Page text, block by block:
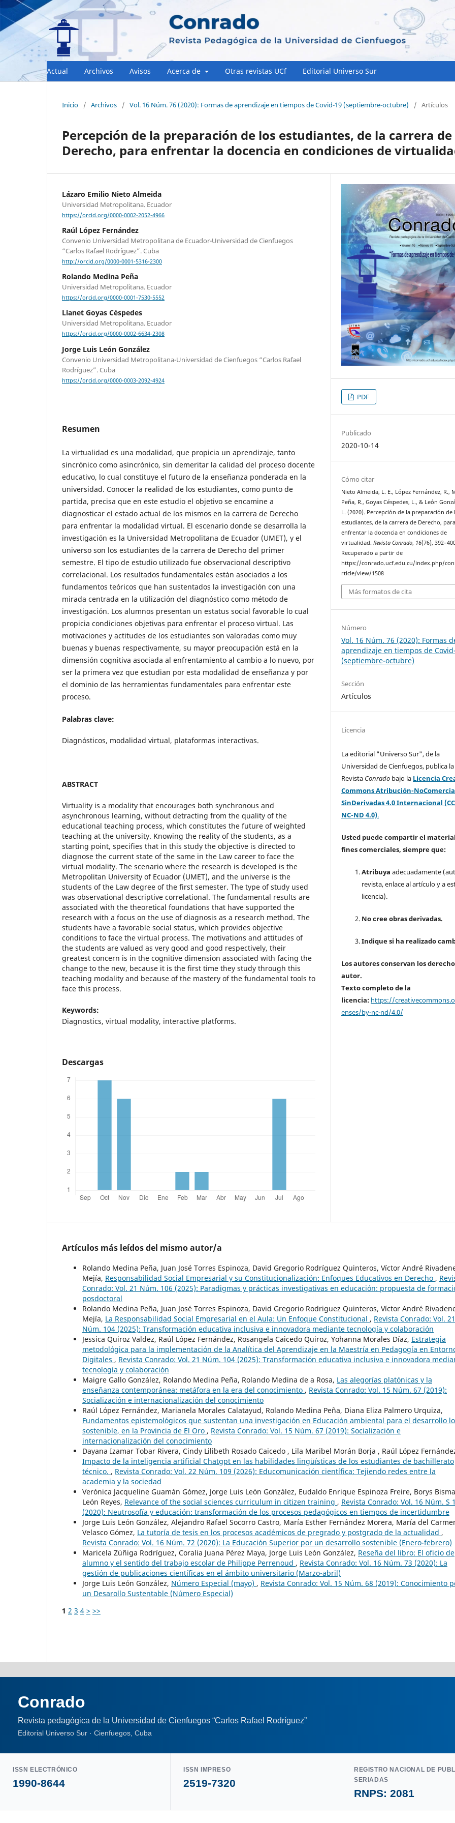
Actual Archivos Avisos Acerca de Otras revistas UCf Editorial Universo Sur
Inicio / Archivos / Vol. 16 Núm. 76 (2020): Formas de aprendizaje en tiempos de Covid-19 (septiembre-octubre) / Artículos
Percepción de la preparación de los estudiantes, de la carrera de
Derecho, para enfrentar la docencia en condiciones de
Lázaro Emilio Nieto Almeida
Universidad Metropolitana. Ecuador
https://orcid.org/0000-0002-2052-4966
Raúl López Fernández
Convenio Universidad Metropolitana de Ecuador-Universidad de Cienfuegos
“Carlos Rafael Rodríguez”. Cuba
http://orcid.org/0000-0001-5316-2300
Rolando Medina Peña
Universidad Metropolitana. Ecuador
https://orcid.org/0000-0001-7530-5552
Lianet Goyas Céspedes
Universidad Metropolitana. Ecuador
https://orcid.org/0000-0002-6634-2308
Jorge Luis León González
Convenio Universidad Metropolitana-Universidad de Cienfuegos “Carlos Rafael
Rodríguez”. Cuba
https://orcid.org/0000-0003-2092-4924
Resumen
La virtualidad es una modalidad, que propicia un aprendizaje, tanto
sincrónico como asincrónico, sin demeritar la calidad del proceso docente
educativo, lo cual constituye el futuro de la enseñanza ponderada en la
universidad. Conocer la realidad de los estudiantes, como punto de
partida, precisa que en este estudio el objetivo se encamine a
diagnosticar el estado actual de los mismos en la carrera de Derecho
para enfrentar la modalidad virtual. El escenario donde se desarrolla la
investigación es la Universidad Metropolitana de Ecuador (UMET), y el
universo son los estudiantes de la carrera de Derecho del primer
semestre. El tipo de estudio utilizado fue observacional descriptivo
correlacional. Los resultados fundamentales están asociados a los
fundamentos teóricos que han sustentados la investigación con una
mirada centrada en la utilización del diagnóstico como método de
investigación. Los alumnos presentan un estatus social favorable lo cual
propicia condiciones objetivas para enfrentar el proceso virtual. Las
motivaciones y actitudes de los estudiantes son valoradas como muy
buenas y buenas respectivamente, su mayor preocupación está en la
dimensión cognitiva asociada al enfrentamiento al cambio a lo nuevo, por
ser la primera vez que estudian por esta modalidad de enseñanza y por
el dominio de las herramientas fundamentales para enfrentar este
proceso.
Palabras clave:
Diagnósticos, modalidad virtual, plataformas interactivas.
ABSTRACT
Virtuality is a modality that encourages both synchronous and
asynchronous learning, without detracting from the quality of the
educational teaching process, which constitutes the future of weighted
teaching at the university. Knowing the reality of the students, as a
starting point, specifies that in this study the objective is directed to
diagnose the current state of the same in the Law career to face the
virtual modality. The scenario where the research is developed is the
Metropolitan University of Ecuador (UMET), and the universe is the
students of the Law degree of the first semester. The type of study used
was observational descriptive correlational. The fundamental results are
associated with the theoretical foundations that have supported the
research with a focus on the use of diagnosis as a research method. The
students have a favorable social status, which provides objective
conditions to face the virtual process. The motivations and attitudes of
the students are valued as very good and good respectively, their
greatest concern is in the cognitive dimension associated with facing the
change to the new, because it is the first time they study through this
teaching modality and because of the mastery of the fundamental tools to
face this process.
Keywords:
Diagnostics, virtual modality, interactive platforms.
Descargas
PDF
Publicado
2020-10-14
Cómo citar
Nieto Almeida, L. E., López Fernández, R.,
Peña, R., Goyas Céspedes, L., & León
L. (2020). Percepción de la preparación de
estudiantes, de la carrera de Derecho, para
enfrentar la docencia en condiciones de
virtualidad.Revista Conrado, 16(76),
Recuperado a partir de
https://conrado.ucf.edu.cu/index.php/
rticle/view/1508
Más formatos de cita
Número
Vol. 16 Núm. 76 (2020): Formas
aprendizaje en tiempos de
(septiembre-octubre)
Sección
Artículos
Licencia
La editorial "Universo Sur", de la
Universidad de Cienfuegos, publica la
Revista Conrado bajo la Licencia
Commons Atribución-
SinDerivadas 4.0 Internacional (CC
NC-ND 4.0).
Usted puede compartir el
fines comerciales, siempre que:
Atribuya adecuadamente
revista, enlace al artículo y a
licencia).
No cree obras derivadas.
Indique si ha realizado
Los autores conservan los
autor.
Texto completo de la
licencia: https://
enses/by-nc-nd/4.0/
Artículos más leídos del mismo autor/a
Rolando Medina Peña, Juan José Torres Espinoza, David Gregorio Rodríguez Quinteros, Víctor André
Mejía, Responsabilidad Social Empresarial y su Constitucionalización: Enfoques Educativos en Derecho ,
Conrado: Vol. 21 Núm. 106 (2025): Paradigmas y prácticas investigativas en educación: propuesta de
posdoctoral
Rolando Medina Peña, Juan José Torres Espinoza, David Gregorio Rodriguez Quinteros, Víctor André
Mejía, La Responsabilidad Social Empresarial en el Aula: Un Enfoque Constitucional , Revista Conrado: Vol. 21
Núm. 104 (2025): Transformación educativa inclusiva e innovadora mediante tecnología y colaboración
Jessica Quiroz Valdez, Raúl López Fernández, Rosangela Caicedo Quiroz, Yohanna Morales Díaz, Estrategia
metodológica para la implementación de la Analítica del Aprendizaje en la Maestría en Pedagogía en
Digitales , Revista Conrado: Vol. 21 Núm. 104 (2025): Transformación educativa inclusiva e innovadora
tecnología y colaboración
Maigre Gallo González, Rolando Medina Peña, Rolando Medina de a Rosa, Las alegorías platónicas y la
enseñanza contemporánea: metáfora en la era del conocimiento , Revista Conrado: Vol. 15 Núm. 67 (2019):
Socialización e internacionalización del conocimiento
Raúl López Fernández, Marianela Morales Calatayud, Rolando Medina Peña, Diana Eliza Palmero Urquiza,
Fundamentos epistemológicos que sustentan una investigación en Educación ambiental para el desarrollo
sostenible, en la Provincia de El Oro , Revista Conrado: Vol. 15 Núm. 67 (2019): Socialización e
internacionalización del conocimiento
Dayana Izamar Tobar Rivera, Cindy Lilibeth Rosado Caicedo , Lila Maribel Morán Borja , Raúl López
Impacto de la inteligencia artificial Chatgpt en las habilidades lingüísticas de los estudiantes de bachillerato
técnico. , Revista Conrado: Vol. 22 Núm. 109 (2026): Educomunicación científica: Tejiendo redes entre la
academia y la sociedad
Verónica Jacqueline Guamán Gómez, Jorge Luis León González, Eudaldo Enrique Espinoza Freire, Borys
León Reyes, Relevance of the social sciences curriculum in citizen training , Revista Conrado: Vol. 16 Núm. S 1
(2020): Neutrosofía y educación: transformación de los procesos pedagógicos en tiempos de incertidumbre
Jorge Luis León González, Alejandro Rafael Socorro Castro, María Esther Fernández Morera, María del
Velasco Gómez, La tutoría de tesis en los procesos académicos de pregrado y postgrado de la actualidad ,
Revista Conrado: Vol. 16 Núm. 72 (2020): La Educación Superior por un desarrollo sostenible (Enero-febrero)
Maricela Zúñiga Rodríguez, Coralia Juana Pérez Maya, Jorge Luis León González, Reseña del libro: El oficio de
alumno y el sentido del trabajo escolar de Philippe Perrenoud , Revista Conrado: Vol. 16 Núm. 73 (2020): La
gestión de publicaciones científicas en el ámbito universitario (Marzo-abril)
Jorge Luis León González, Número Especial (mayo) , Revista Conrado: Vol. 15 Núm. 68 (2019): Conocimiento
un Desarollo Sustentable (Número Especial)
1 2 3 4 > >>
Conrado
Revista pedagógica de la Universidad de Cienfuegos “Carlos Rafael Rodríguez”
Editorial Universo Sur · Cienfuegos, Cuba
ISSN ELECTRÓNICO
1990-8644
ISSN IMPRESO
2519-7320
REGISTRO NACIONAL DE
SERIADAS
RNPS: 2081